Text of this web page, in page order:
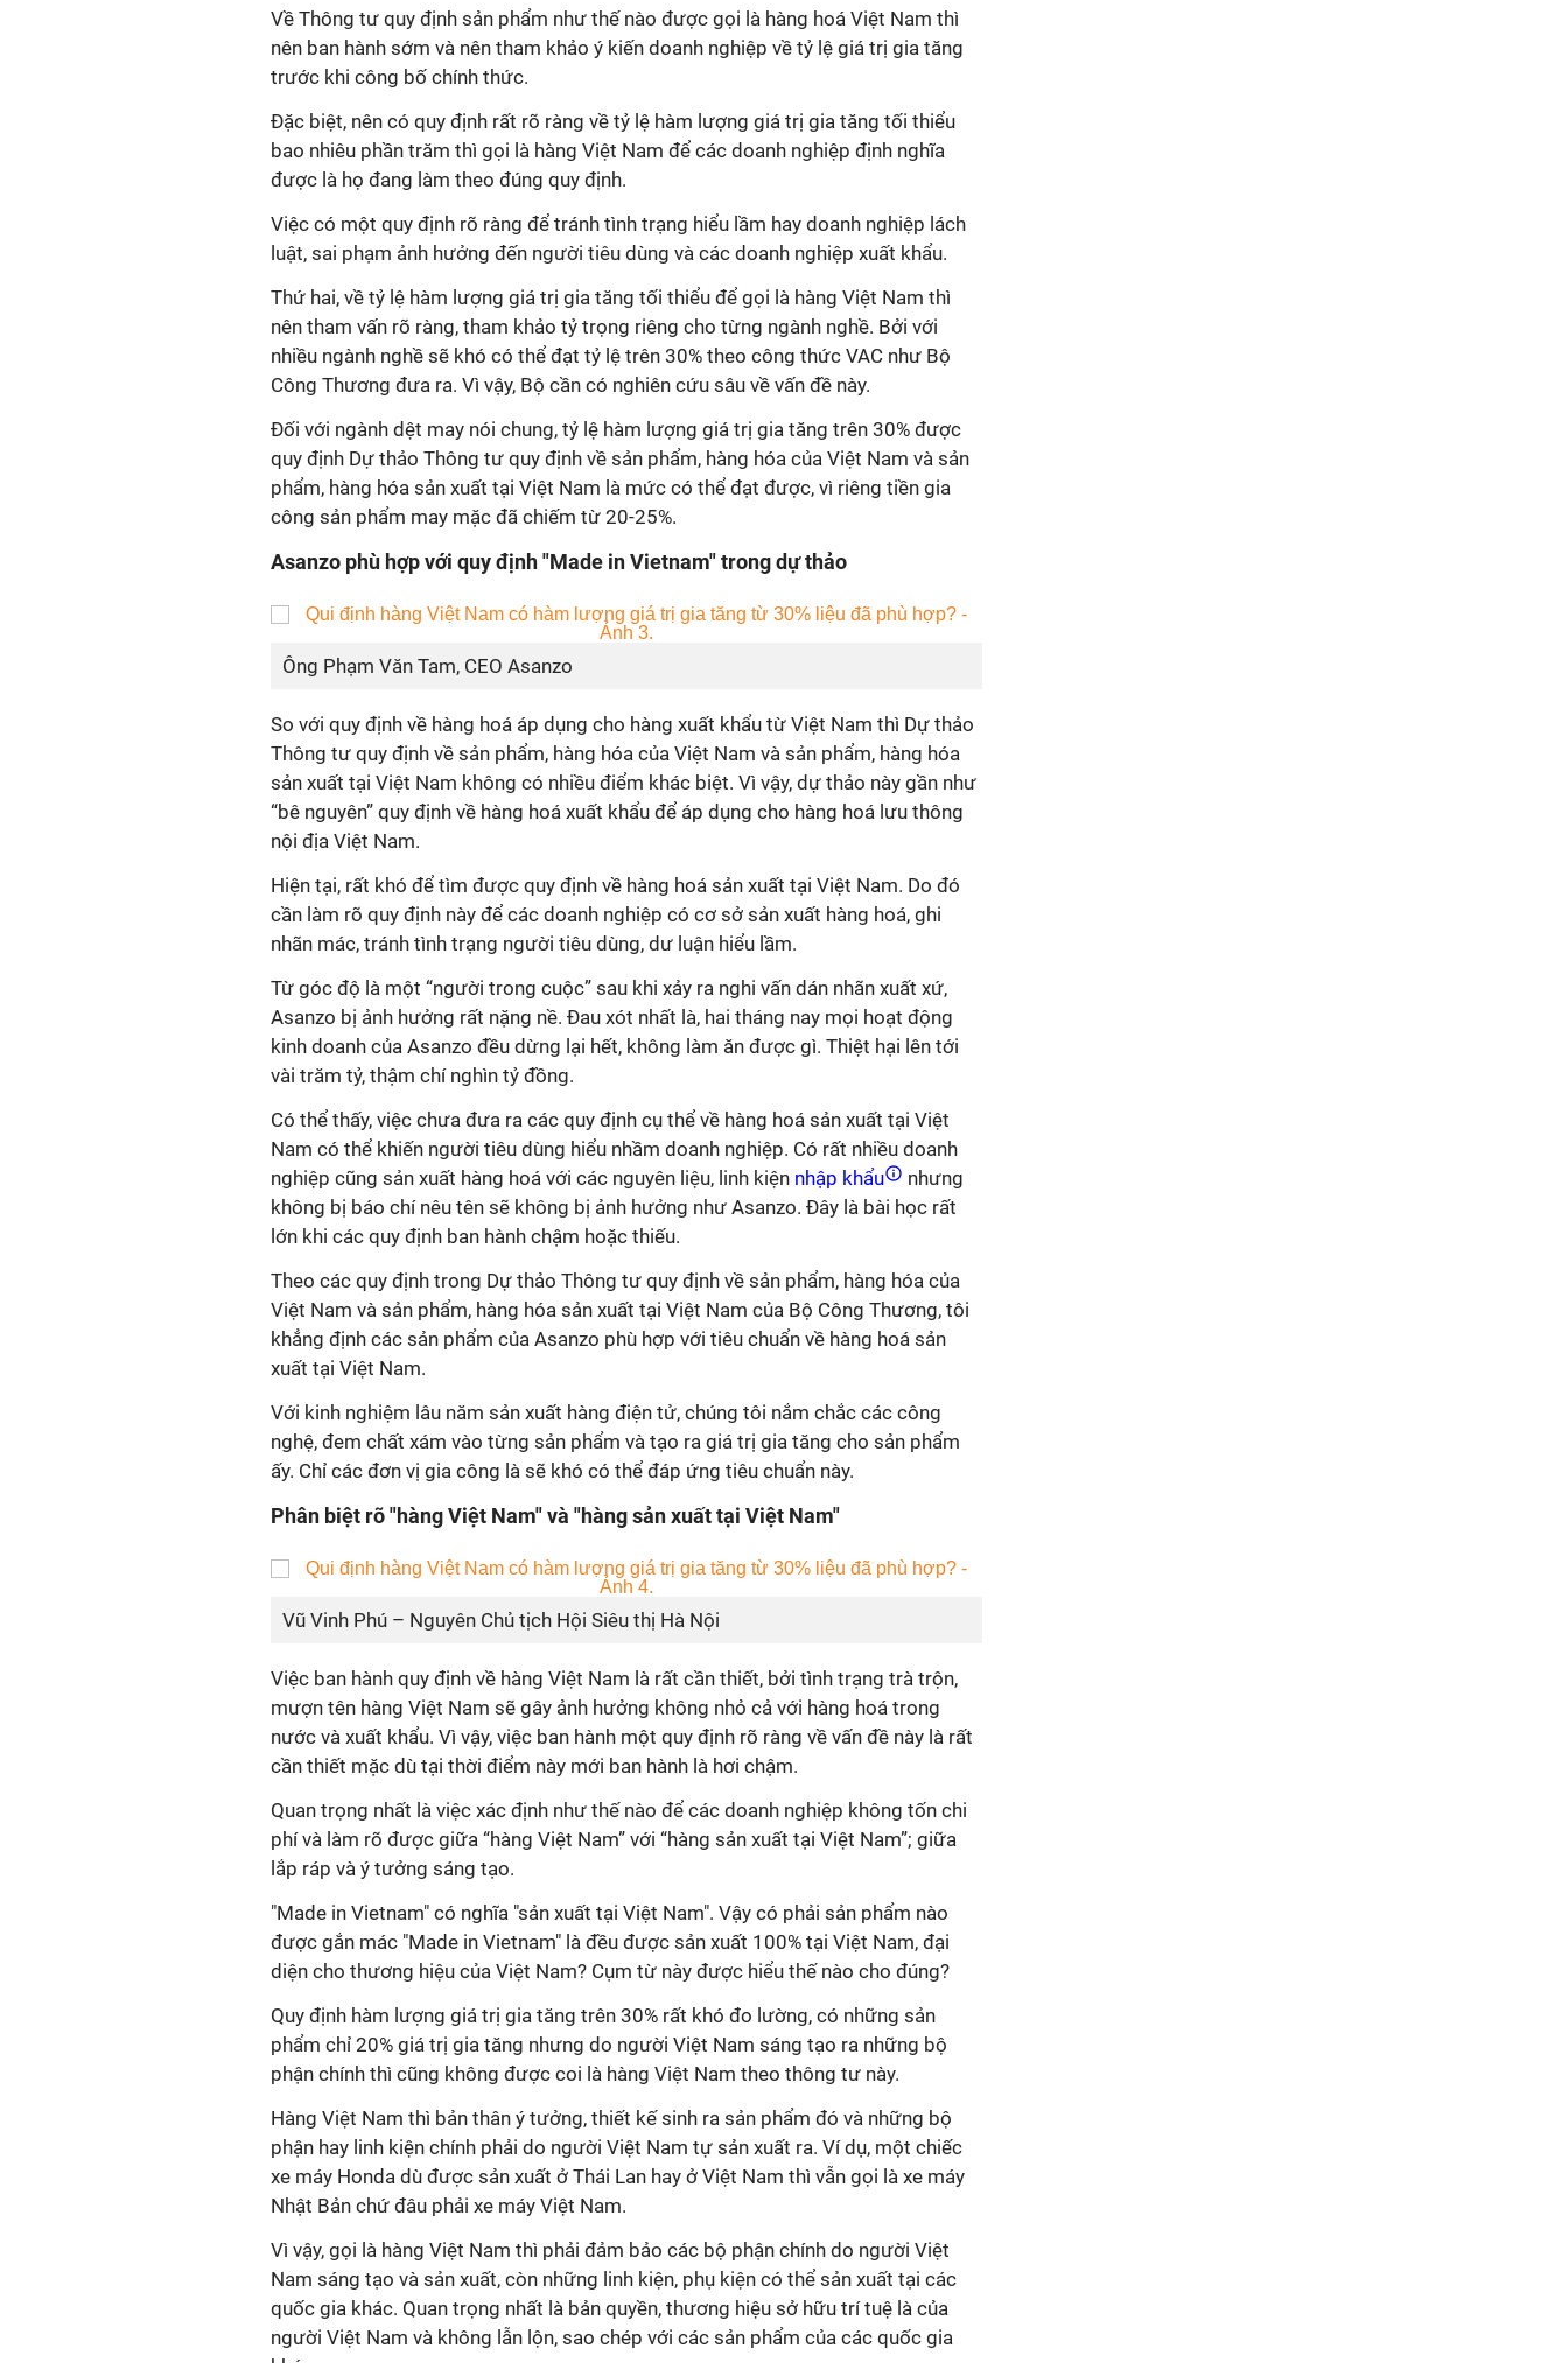
Về Thông tư quy định sản phẩm như thế nào được gọi là hàng hoá Việt Nam thì
nên ban hành sớm và nên tham khảo ý kiến doanh nghiệp về tỷ lệ giá trị gia tăng
trước khi công bố chính thức.
Đặc biệt, nên có quy định rất rõ ràng về tỷ lệ hàm lượng giá trị gia tăng tối thiểu
bao nhiêu phần trăm thì gọi là hàng Việt Nam để các doanh nghiệp định nghĩa
được là họ đang làm theo đúng quy định.
Việc có một quy định rõ ràng để tránh tình trạng hiểu lầm hay doanh nghiệp lách
luật, sai phạm ảnh hưởng đến người tiêu dùng và các doanh nghiệp xuất khẩu.
Thứ hai, về tỷ lệ hàm lượng giá trị gia tăng tối thiểu để gọi là hàng Việt Nam thì
nên tham vấn rõ ràng, tham khảo tỷ trọng riêng cho từng ngành nghề. Bởi với
nhiều ngành nghề sẽ khó có thể đạt tỷ lệ trên 30% theo công thức VAC như Bộ
Công Thương đưa ra. Vì vậy, Bộ cần có nghiên cứu sâu về vấn đề này.
Đối với ngành dệt may nói chung, tỷ lệ hàm lượng giá trị gia tăng trên 30% được
quy định Dự thảo Thông tư quy định về sản phẩm, hàng hóa của Việt Nam và sản
phẩm, hàng hóa sản xuất tại Việt Nam là mức có thể đạt được, vì riêng tiền gia
công sản phẩm may mặc đã chiếm từ 20-25%.
Asanzo phù hợp với quy định "Made in Vietnam" trong dự thảo
Ông Phạm Văn Tam, CEO Asanzo
So với quy định về hàng hoá áp dụng cho hàng xuất khẩu từ Việt Nam thì Dự thảo
Thông tư quy định về sản phẩm, hàng hóa của Việt Nam và sản phẩm, hàng hóa
sản xuất tại Việt Nam không có nhiều điểm khác biệt. Vì vậy, dự thảo này gần như
“bê nguyên” quy định về hàng hoá xuất khẩu để áp dụng cho hàng hoá lưu thông
nội địa Việt Nam.
Hiện tại, rất khó để tìm được quy định về hàng hoá sản xuất tại Việt Nam. Do đó
cần làm rõ quy định này để các doanh nghiệp có cơ sở sản xuất hàng hoá, ghi
nhãn mác, tránh tình trạng người tiêu dùng, dư luận hiểu lầm.
Từ góc độ là một “người trong cuộc” sau khi xảy ra nghi vấn dán nhãn xuất xứ,
Asanzo bị ảnh hưởng rất nặng nề. Đau xót nhất là, hai tháng nay mọi hoạt động
kinh doanh của Asanzo đều dừng lại hết, không làm ăn được gì. Thiệt hại lên tới
vài trăm tỷ, thậm chí nghìn tỷ đồng.
Có thể thấy, việc chưa đưa ra các quy định cụ thể về hàng hoá sản xuất tại Việt
Nam có thể khiến người tiêu dùng hiểu nhầm doanh nghiệp. Có rất nhiều doanh
nghiệp cũng sản xuất hàng hoá với các nguyên liệu, linh kiện nhập khẩu
nhưng
không bị báo chí nêu tên sẽ không bị ảnh hưởng như Asanzo. Đây là bài học rất
lớn khi các quy định ban hành chậm hoặc thiếu.
Theo các quy định trong Dự thảo Thông tư quy định về sản phẩm, hàng hóa của
Việt Nam và sản phẩm, hàng hóa sản xuất tại Việt Nam của Bộ Công Thương, tôi
khẳng định các sản phẩm của Asanzo phù hợp với tiêu chuẩn về hàng hoá sản
xuất tại Việt Nam.
Với kinh nghiệm lâu năm sản xuất hàng điện tử, chúng tôi nắm chắc các công
nghệ, đem chất xám vào từng sản phẩm và tạo ra giá trị gia tăng cho sản phẩm
ấy. Chỉ các đơn vị gia công là sẽ khó có thể đáp ứng tiêu chuẩn này.
Phân biệt rõ "hàng Việt Nam" và "hàng sản xuất tại Việt Nam"
Vũ Vinh Phú – Nguyên Chủ tịch Hội Siêu thị Hà Nội
Việc ban hành quy định về hàng Việt Nam là rất cần thiết, bởi tình trạng trà trộn,
mượn tên hàng Việt Nam sẽ gây ảnh hưởng không nhỏ cả với hàng hoá trong
nước và xuất khẩu. Vì vậy, việc ban hành một quy định rõ ràng về vấn đề này là rất
cần thiết mặc dù tại thời điểm này mới ban hành là hơi chậm.
Quan trọng nhất là việc xác định như thế nào để các doanh nghiệp không tốn chi
phí và làm rõ được giữa “hàng Việt Nam” với “hàng sản xuất tại Việt Nam”; giữa
lắp ráp và ý tưởng sáng tạo.
"Made in Vietnam" có nghĩa "sản xuất tại Việt Nam". Vậy có phải sản phẩm nào
được gắn mác "Made in Vietnam" là đều được sản xuất 100% tại Việt Nam, đại
diện cho thương hiệu của Việt Nam? Cụm từ này được hiểu thế nào cho đúng?
Quy định hàm lượng giá trị gia tăng trên 30% rất khó đo lường, có những sản
phẩm chỉ 20% giá trị gia tăng nhưng do người Việt Nam sáng tạo ra những bộ
phận chính thì cũng không được coi là hàng Việt Nam theo thông tư này.
Hàng Việt Nam thì bản thân ý tưởng, thiết kế sinh ra sản phẩm đó và những bộ
phận hay linh kiện chính phải do người Việt Nam tự sản xuất ra. Ví dụ, một chiếc
xe máy Honda dù được sản xuất ở Thái Lan hay ở Việt Nam thì vẫn gọi là xe máy
Nhật Bản chứ đâu phải xe máy Việt Nam.
Vì vậy, gọi là hàng Việt Nam thì phải đảm bảo các bộ phận chính do người Việt
Nam sáng tạo và sản xuất, còn những linh kiện, phụ kiện có thể sản xuất tại các
quốc gia khác. Quan trọng nhất là bản quyền, thương hiệu sở hữu trí tuệ là của
người Việt Nam và không lẫn lộn, sao chép với các sản phẩm của các quốc gia